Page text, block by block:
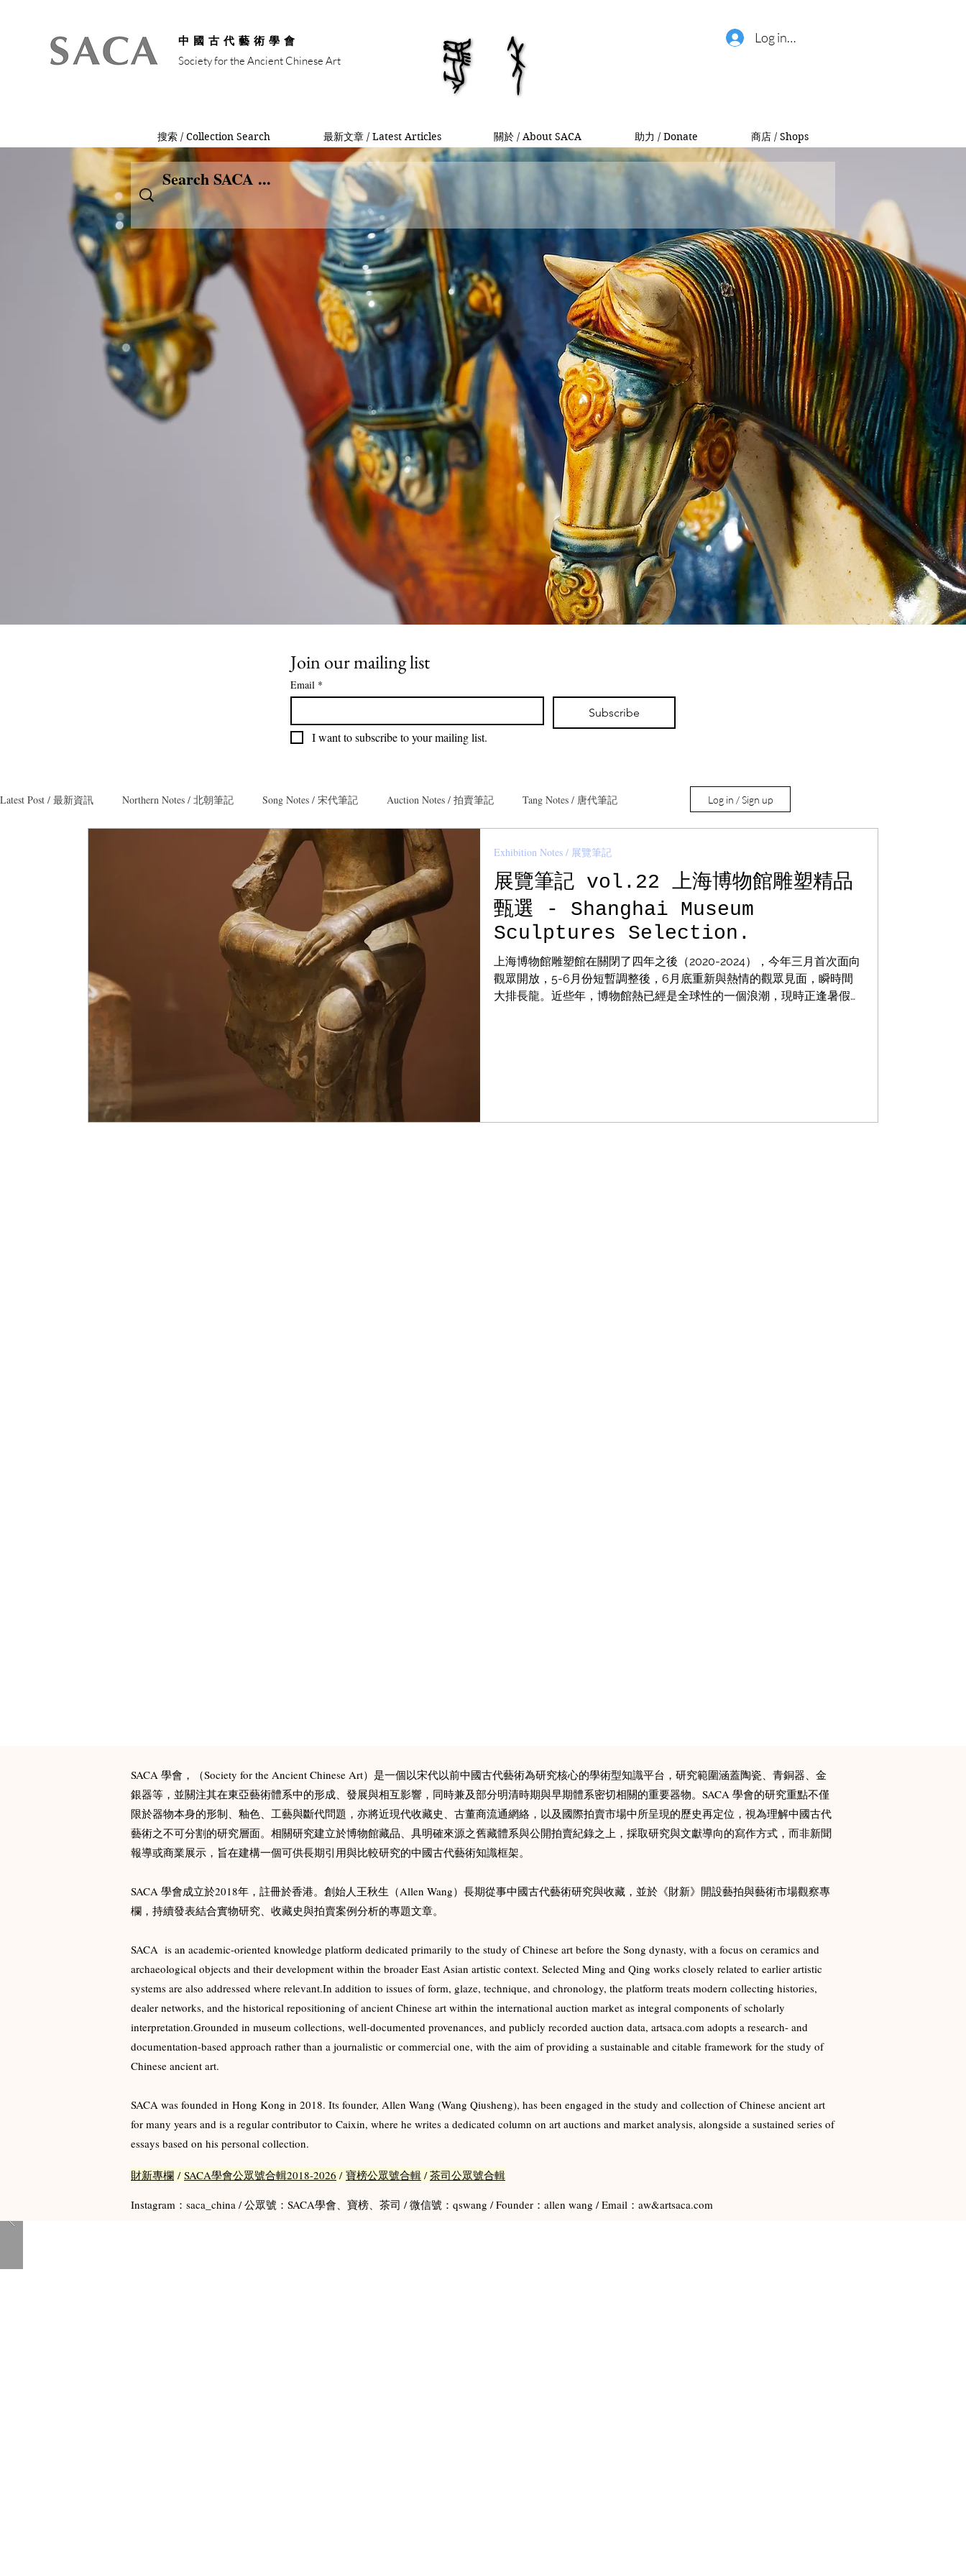
中國古代藝術學會
Society for the Ancient Chinese Art 馬年
馬年 Log in / 登錄
搜索 / Collection Search 最新文章 / Latest Articles 關於 / About SACA 助力 / Donate 商店 / Shops
Join our mailing list
Email *
Subscribe
I want to subscribe to your mailing list.
Latest Post / 最新資訊 Northern Notes / 北朝筆記 Song Notes / 宋代筆記 Auction Notes / 拍賣筆記 Tang Notes / 唐代筆記
Teamaster Notes / 茶人筆記 Teacaddy Notes / 茶入筆記 Guardian Notes / 嘉德筆記
Exhibition Notes / 展覽筆記 Bronze Notes / 青銅筆記 Han Notes / 漢代筆記 Ming Notes / 明代筆記
Sui Notes / 隋代筆記 Yongle Notes / 永樂筆記 Lacquer Notes / 大漆筆記 Fake Notes / 贗品筆記 Qing Notes / 清代筆記
Yuan Notes / 元代筆記 Rocks Notes / 賞石筆記 Painting Notes / 書畫筆記
Buddism Notes / 佛像筆記 Teabowl Notes / 茶碗筆記
Log in / Sign up
展覽筆記 vol.22 上海博物館雕塑精品
甄選 - Shanghai Museum
Sculptures Selection.
上海博物館雕塑館在關閉了四年之後（2020-2024），今年三月首次面向
觀眾開放，5-6月份短暫調整後，6月底重新與熱情的觀眾見面，瞬時間
大排長龍。近些年，博物館熱已經是全球性的一個浪潮，現時正逢暑假期
Exhibition Notes / 展覽筆記
SACA 學會，（Society for the Ancient Chinese Art）是一個以宋代以前中國古代藝術為研究核心的學術型知識平台，研究範圍涵蓋陶瓷、青銅器、金
銀器等，並關注其在東亞藝術體系中的形成、發展與相互影響，同時兼及部分明清時期與早期體系密切相關的重要器物。​SACA 學會的研究重點不僅
限於器物本身的形制、釉色、工藝與斷代問題，亦將近現代收藏史、古董商流通網絡，以及國際拍賣市場中所呈現的歷史再定位，視為理解中國古代
藝術之不可分割的研究層面。相關研究建立於博物館藏品、具明確來源之舊藏體系與公開拍賣紀錄之上，採取研究與文獻導向的寫作方式，而非新聞
報導或商業展示，旨在建構一個可供長期引用與比較研究的中國古代藝術知識框架。​
SACA 學會成立於2018年，註冊於香港。創始人王秋生（Allen Wang）長期從事中國古代藝術研究與收藏，並於《財新》開設藝拍與藝術市場觀察專
欄，持續發表結合實物研究、收藏史與拍賣案例分析的專題文章。
SACA is an academic-oriented knowledge platform dedicated primarily to the study of Chinese art before the Song dynasty, with a focus on ceramics and
archaeological objects and their development within the broader East Asian artistic context. Selected Ming and Qing works closely related to earlier artistic
systems are also addressed where relevant.​In addition to issues of form, glaze, technique, and chronology, the platform treats modern collecting histories,
dealer networks, and the historical repositioning of ancient Chinese art within the international auction market as integral components of scholarly
interpretation.Grounded in museum collections, well-documented provenances, and publicly recorded auction data, artsaca.com adopts a research- and
documentation-based approach rather than a journalistic or commercial one, with the aim of providing a sustainable and citable framework for the study of
Chinese ancient art.
SACA was founded in Hong Kong in 2018. Its founder, Allen Wang (Wang Qiusheng), has been engaged in the study and collection of Chinese ancient art
for many years and is a regular contributor to Caixin, where he writes a dedicated column on art auctions and market analysis, alongside a sustained series of
essays based on his personal collection.
財新專欄 / SACA學會公眾號合輯2018-2026 / 寶榜公眾號合輯 /茶司公眾號合輯
Instagram：saca_china / 公眾號：SACA學會、寶榜、茶司 / 微信號：qswang / Founder：allen wang / Email：aw&artsaca.com​​